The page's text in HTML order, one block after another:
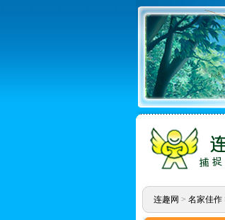
连趣网 > 名家佳作